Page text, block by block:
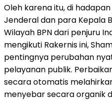
Oleh karena itu, di
Jenderal dan para Kepala
Wilayah BPN dari penjuru
mengikuti Rakernis ini,
pentingnya perubahan
pelayanan publik.
secara otomatis
menyebar secara organik